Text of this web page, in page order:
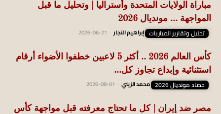
مباراة الولايات المتحدة وأستراليا | وتحليل ما قبل
المواجهة … مونديال 2026
تحليل وتقارير المباريات إبراهيم النجار 2026-06-21
كأس العالم 2026 .. أكثر 5 لاعبين خطفوا الأضواء أرقام
استثنائية وإبداع تجاوز كل...
حصاد مونديال 2026 محمد الزيني 2026-08-01
مصر ضد إيران | كل ما تحتاج معرفته قبل مواجهة كأس